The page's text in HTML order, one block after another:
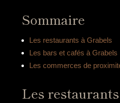
Sommaire
Les restaurants à Grabels
Les bars et cafés à Grabels
Les commerces de
Les